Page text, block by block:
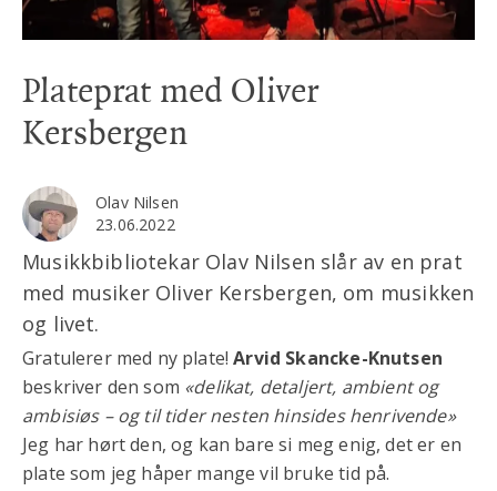
Plateprat med Oliver
Kersbergen
Olav Nilsen
23.06.2022
Musikkbibliotekar Olav Nilsen slår av en prat
med musiker Oliver Kersbergen, om musikken
og livet.
Gratulerer med ny plate!Arvid Skancke-Knutsen
beskriver den som «delikat, detaljert, ambient og
ambisiøs – og til tider nesten hinsides henrivende»
Jeg har hørt den, og kan bare si meg enig, det er en
plate som jeg håper mange vil bruke tid på.